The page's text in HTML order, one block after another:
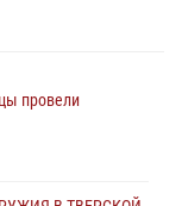
провели